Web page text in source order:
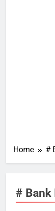
Home #
# Bank